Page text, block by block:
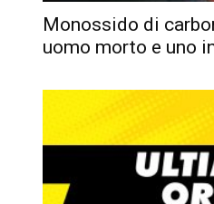
Monossido di
uomo morto e uno